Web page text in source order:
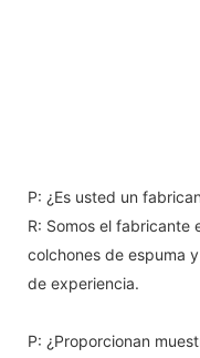
P: ¿Es usted un
R: Somos el fabricante
colchones de espuma
de experiencia.
P: ¿Proporcionan